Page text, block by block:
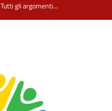
Tutti gli argomenti...